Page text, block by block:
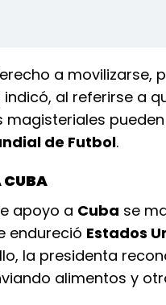
a movilizarse,
indicó, al referirse a
magisteriales
de Futbol.
CUBA
apoyo a Cuba se
endureció Estados
la presidenta
alimentos y